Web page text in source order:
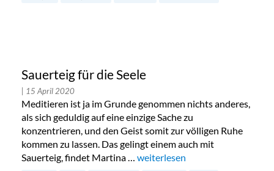
Sauerteig für die Seele
| 15 April 2020
Meditieren ist ja im Grunde genommen nichts anderes,
als sich geduldig auf eine einzige Sache zu
konzentrieren, und den Geist somit zur völligen Ruhe
kommen zu lassen. Das gelingt einem auch mit
Sauerteig, findet Martina … „Sauerteig für die Seele“
weiterlesen